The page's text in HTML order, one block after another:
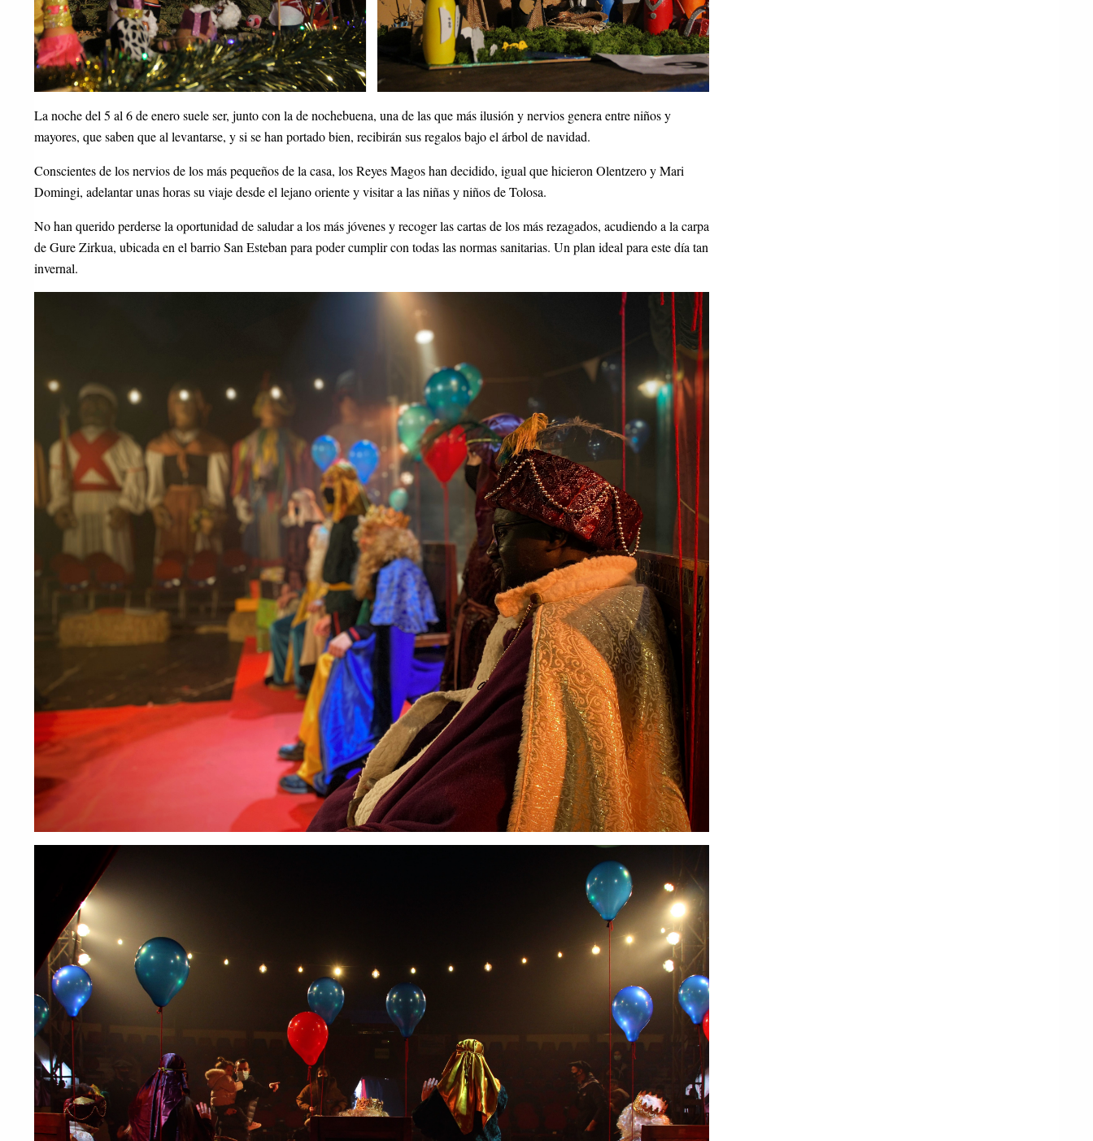
La noche del 5 al 6 de enero suele ser, junto con la de nochebuena, una de las que más ilusión y nervios genera entre niños y
mayores, que saben que al levantarse, y si se han portado bien, recibirán sus regalos bajo el árbol de navidad.
Conscientes de los nervios de los más pequeños de la casa, los Reyes Magos han decidido, igual que hicieron Olentzero y Mari
Domingi, adelantar unas horas su viaje desde el lejano oriente y visitar a las niñas y niños de Tolosa.
No han querido perderse la oportunidad de saludar a los más jóvenes y recoger las cartas de los más rezagados, acudiendo a la carpa
de Gure Zirkua, ubicada en el barrio San Esteban para poder cumplir con todas las normas sanitarias. Un plan ideal para este día tan
invernal.